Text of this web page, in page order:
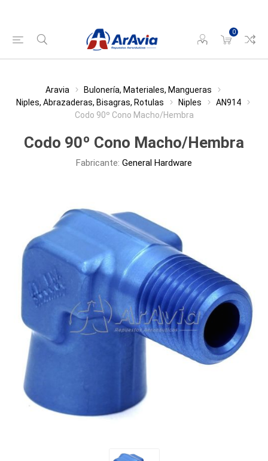
0
Aravia
Bulonería, Materiales, Mangueras
Niples, Abrazaderas, Bisagras, Rotulas
Niples
AN914
Codo 90º Cono Macho/Hembra
Codo 90º Cono Macho/Hembra
Fabricante: General Hardware